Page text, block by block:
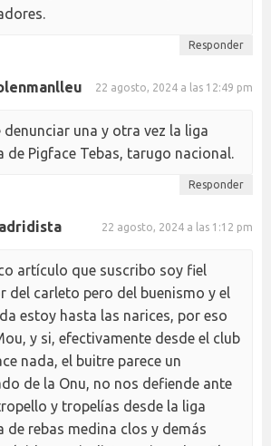
Responder
22 agosto, 2024 a las 12:49 pm
denunciar una y otra vez la liga
de Pigface Tebas, tarugo nacional.
Responder
22 agosto, 2024 a las 1:12 pm
artículo que suscribo soy fiel
del carleto pero del buenismo y el
estoy hasta las narices, por eso
y si, efectivamente desde el club
nada, el buitre parece un
de la Onu, no nos defiende ante
y tropelías desde la liga
de rebas medina clos y demás